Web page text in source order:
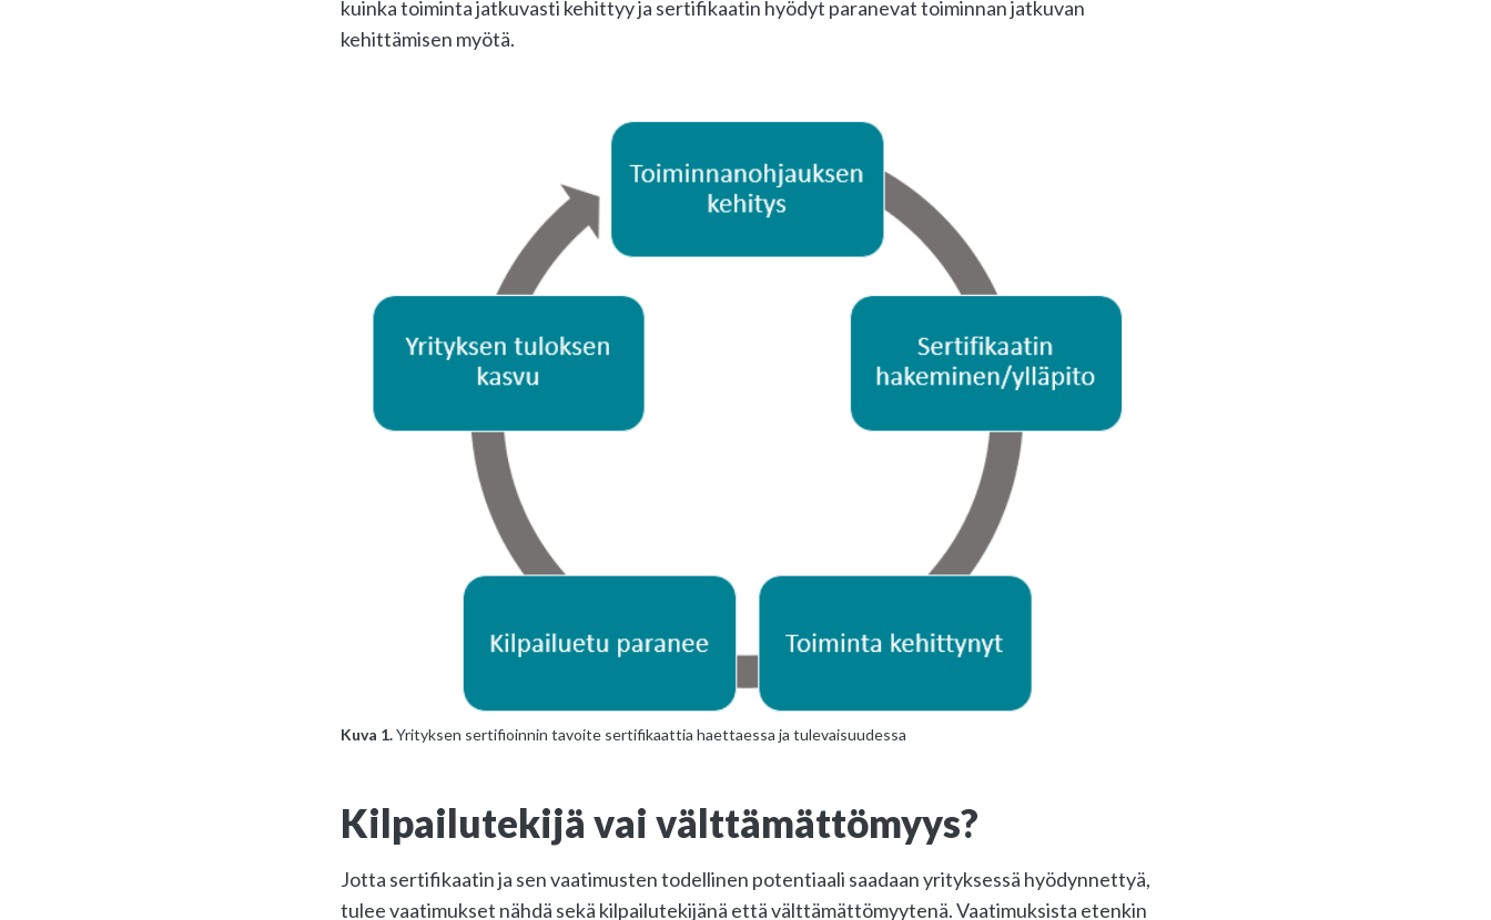
kuinka toiminta jatkuvasti kehittyy ja sertifikaatin hyödyt paranevat toiminnan jatkuvan
kehittämisen myötä.
Kuva 1.Yrityksen sertifioinnin tavoite sertifikaattia haettaessa ja tulevaisuudessa
Kilpailutekijä vai välttämättömyys?
Jotta sertifikaatin ja sen vaatimusten todellinen potentiaali saadaan yrityksessä hyödynnettyä,
tulee vaatimukset nähdä sekä kilpailutekijänä että välttämättömyytenä. Vaatimuksista etenkin